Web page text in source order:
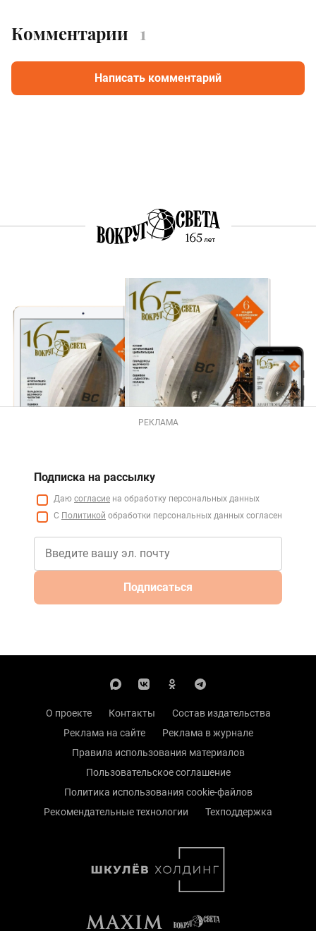
Комментарии 1
Написать комментарий
РЕКЛАМА
Подписка на рассылку
Даю согласие на обработку персональных данных
С Политикой обработки персональных данных согласен
Подписаться
О проекте Контакты
Состав издательства
Реклама на сайте
Реклама в журнале
Правила использования материалов
Пользовательское соглашение
Политика использования cookie-файлов
Рекомендательные технологии
Техподдержка